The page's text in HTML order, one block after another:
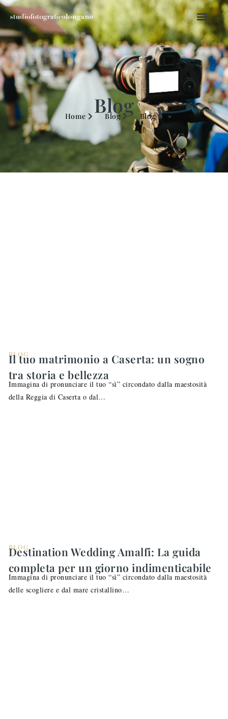
Blog
Home Blog Blog
BLOG
Il tuo matrimonio a Caserta: un sogno
tra storia e bellezza
Immagina di pronunciare il tuo “sì” circondato dalla maestosità
della Reggia di Caserta o dal…
BLOG
Destination Wedding Amalfi: La guida
completa per un giorno indimenticabile
Immagina di pronunciare il tuo “sì” circondato dalla maestosità
delle scogliere e dal mare cristallino…